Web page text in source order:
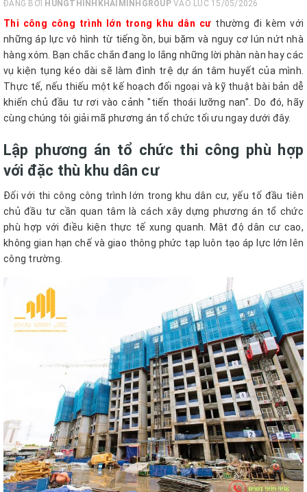
ĐĂNG BỞI HUNGTHINHKHAIMINHGROUPVÀO LÚC 15/05/2026
Thi công công trình lớn trong khu dân cư thường đi kèm với
những áp lực vô hình từ tiếng ồn, bụi bặm và nguy cơ lún nứt nhà
hàng xóm. Bạn chắc chắn đang lo lắng những lời phàn nàn hay các
vụ kiện tụng kéo dài sẽ làm đình trệ dự án tâm huyết của mình.
Thực tế, nếu thiếu một kế hoạch đối ngoại và kỹ thuật bài bản dễ
khiến chủ đầu tư rơi vào cảnh "tiến thoái lưỡng nan". Do đó, hãy
cùng chúng tôi giải mã phương án tổ chức tối ưu ngay dưới đây.
Lập phương án tổ chức thi công phù hợp
với đặc thù khu dân cư
Đối với thi công công trình lớn trong khu dân cư, yếu tố đầu tiên
chủ đầu tư cần quan tâm là cách xây dựng phương án tổ chức
phù hợp với điều kiện thực tế xung quanh. Mật độ dân cư cao,
không gian hạn chế và giao thông phức tạp luôn tạo áp lực lớn lên
công trường.